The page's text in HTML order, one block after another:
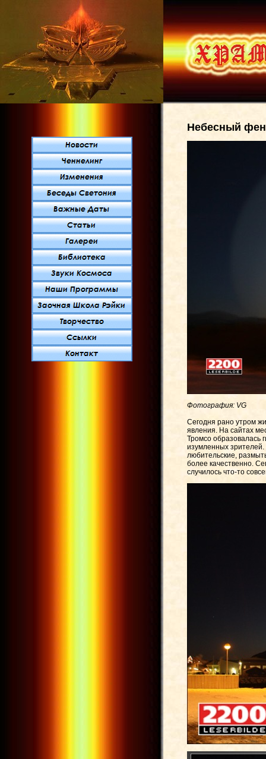
Небесный
Фотография: VG
Сегодня рано утром
явления. На сайтах
Тромсо образовалась
изумленных
любительские,
более качественно.
случилось что-то